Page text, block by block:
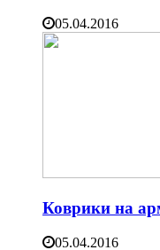
05.04.2016
Коврики на
05.04.2016